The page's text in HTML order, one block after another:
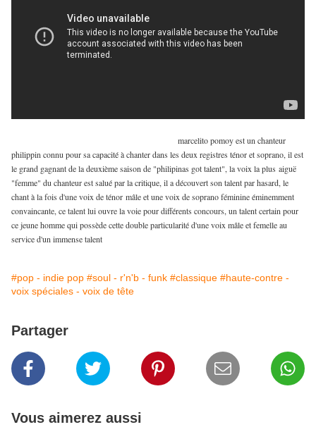
marcelito pomoy est un chanteur
philippin connu pour sa capacité à chanter dans les deux registres ténor et soprano, il est
le grand gagnant de la deuxième saison de "philipinas got talent", la voix la plus aiguë
"femme" du chanteur est salué par la critique, il a découvert son talent par hasard, le
chant à la fois d'une voix de ténor mâle et une voix de soprano féminine éminemment
convaincante, ce talent lui ouvre la voie pour différents concours, un talent certain pour
ce jeune homme qui possède cette double particularité d'une voix mâle et femelle au
service d'un immense talent
#pop - indie pop #soul - r'n'b - funk #classique #haute-contre -
voix spéciales - voix de tête
Partager
Vous aimerez aussi